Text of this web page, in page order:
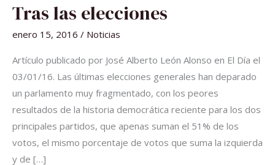
Tras las elecciones
enero 15, 2016 / Noticias
Artículo publicado por José Alberto León Alonso en El Día el
03/01/16. Las últimas elecciones generales han deparado
un parlamento muy fragmentado, con los peores
resultados de la historia democrática reciente para los dos
principales partidos, que apenas suman el 51% de los
votos, el mismo porcentaje de votos que suma la izquierda
y de […]
LAS
ELECCIONES